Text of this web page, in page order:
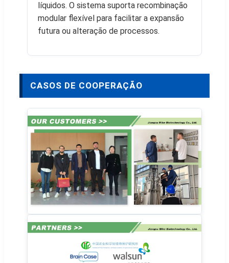
líquidos. O sistema suporta recombinação
modular flexível para facilitar a expansão
futura ou alteração de processos.
CASOS DE COOPERAÇÃO